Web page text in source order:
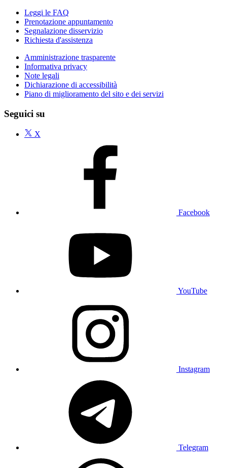
Leggi le FAQ
Prenotazione appuntamento
Segnalazione disservizio
Richiesta d'assistenza
Amministrazione trasparente
Informativa privacy
Note legali
Dichiarazione di accessibilità
Piano di miglioramento del sito e dei servizi
Seguici su
X
Facebook
YouTube
Instagram
Telegram